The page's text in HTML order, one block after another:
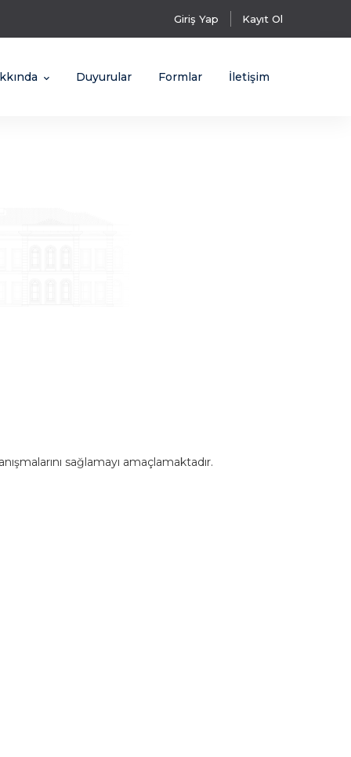
Giriş Yap Kayıt Ol
Duyurular Formlar İletişim
sağlamayı amaçlamaktadır.